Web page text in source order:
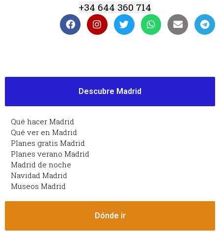
+34 644 360 714
Descubre Madrid
Qué hacer Madrid
Qué ver en Madrid
Planes gratis Madrid
Planes verano Madrid
Madrid de noche
Navidad Madrid
Museos Madrid
Dónde ir